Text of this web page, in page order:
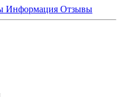
Информация Отзывы